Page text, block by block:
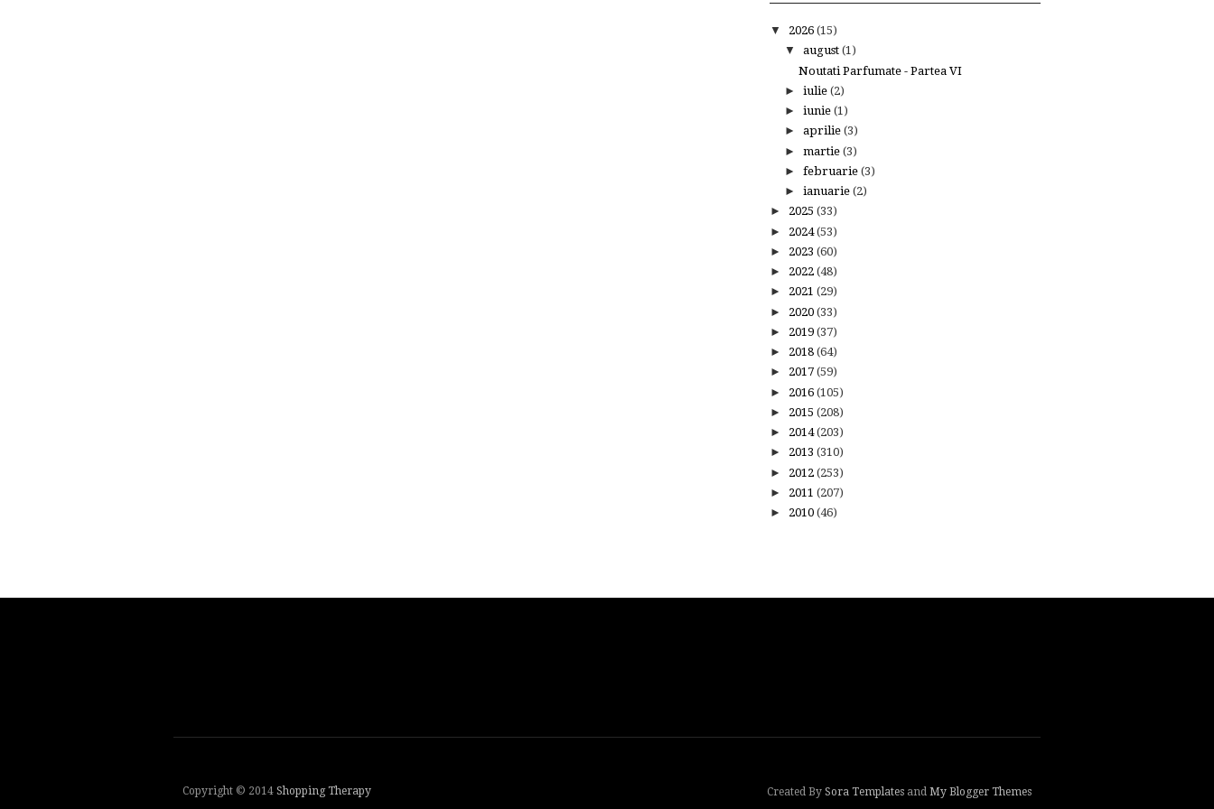
▼ 2026 (15)
▼ august (1)
Noutati Parfumate - Partea VI
► iulie (2)
► iunie (1)
► aprilie (3)
► martie (3)
► februarie (3)
► ianuarie (2)
► 2025 (33)
► 2024(53)
► 2023 (60)
► 2022 (48)
► 2021 (29)
► 2020 (33)
► 2019 (37)
► 2018 (64)
► 2017 (59)
► 2016 (105)
► 2015 (208)
► 2014(203)
► 2013 (310)
► 2012 (253)
► 2011 (207)
► 2010 (46)
Copyright © 2014 Shopping Therapy Created By Sora Templates and My Blogger Themes